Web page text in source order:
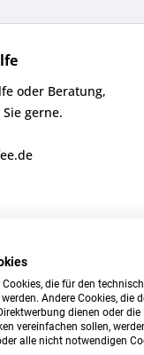
oder Beratung,
gerne.
die für den
Andere Cookies, die
dienen oder
vereinfachen sollen,
alle nicht notwendigen